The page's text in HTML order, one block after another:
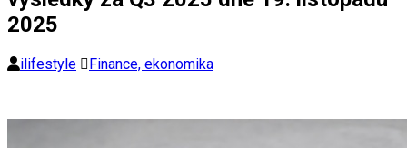
2025
ilifestyle Finance, ekonomika